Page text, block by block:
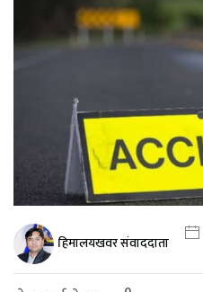
हिमालयखवर संवाददाता